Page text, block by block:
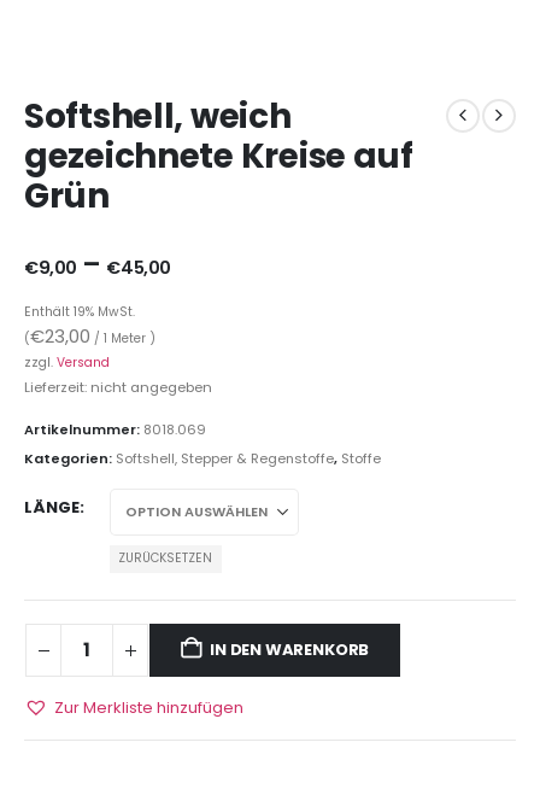
Softshell, weich
gezeichnete Kreise auf
Grün
€9,00 – €45,00
Enthält 19% MwSt.
(€23,00 / 1 Meter )
zzgl. Versand
Lieferzeit: nicht angegeben
Artikelnummer: 8018.069
Kategorien: Softshell, Stepper & Regenstoffe, Stoffe
LÄNGE
ZURÜCKSETZEN
IN DEN WARENKORB
Zur Merkliste hinzufügen